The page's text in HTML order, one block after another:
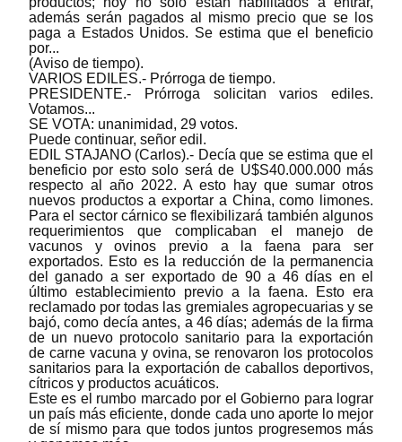
además serán pagados al mismo precio que se los
paga a Estados Unidos. Se estima que el beneficio
por...
(Aviso de tiempo).
VARIOS EDILES.- Prórroga de tiempo.
PRESIDENTE.- Prórroga solicitan varios ediles.
Votamos...
SE VOTA: unanimidad, 29 votos.
Puede continuar, señor edil.
EDIL STAJANO (Carlos).- Decía que se estima que el
beneficio por esto solo será de U$S40.000.000 más
respecto al año 2022. A esto hay que sumar otros
nuevos productos a exportar a China, como limones.
Para el sector cárnico se flexibilizará también algunos
requerimientos que complicaban el manejo de
vacunos y ovinos previo a la faena para ser
exportados. Esto es la reducción de la permanencia
del ganado a ser exportado de 90 a 46 días en el
último establecimiento previo a la faena. Esto era
reclamado por todas las gremiales agropecuarias y se
bajó, como decía antes, a 46 días; además de la firma
de un nuevo protocolo sanitario para la exportación
de carne vacuna y ovina, se renovaron los protocolos
sanitarios para la exportación de caballos deportivos,
cítricos y productos acuáticos.
Este es el rumbo marcado por el Gobierno para lograr
un país más eficiente, donde cada uno aporte lo mejor
de sí mismo para que todos juntos progresemos más